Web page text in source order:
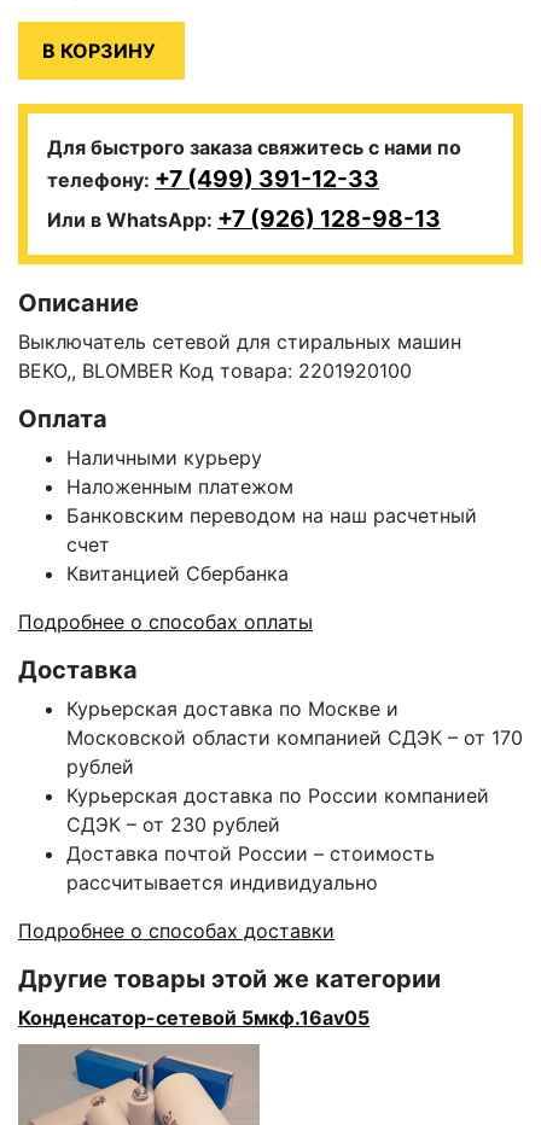
Для быстрого заказа свяжитесь с нами по
телефону: +7 (499) 391-12-33
Или в WhatsApp: +7 (926) 128-98-13
Описание
Выключатель сетевой для стиральных машин
BEKO,, BLOMBER Код товара: 2201920100
Оплата
Наличными курьеру
Наложенным платежом
Банковским переводом на наш расчетный
счет
Квитанцией Сбербанка
Подробнее о способах оплаты
Доставка
Курьерская доставка по Москве и
Московской области компанией СДЭК – от 170
рублей
Курьерская доставка по России компанией
СДЭК – от 230 рублей
Доставка почтой России – стоимость
рассчитывается индивидуально
Подробнее о способах доставки
Другие товары этой же категории
Конденсатор-сетевой 5мкф.16av05